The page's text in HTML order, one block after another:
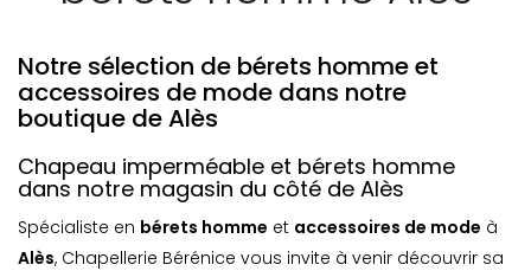
Notre sélection de bérets homme et
accessoires de mode dans notre
boutique de Alès
Chapeau imperméable et bérets homme
dans notre magasin du côté de Alès
Spécialiste en bérets homme et accessoires de mode à
Alès, Chapellerie Bérénice vous invite à venir découvrir sa